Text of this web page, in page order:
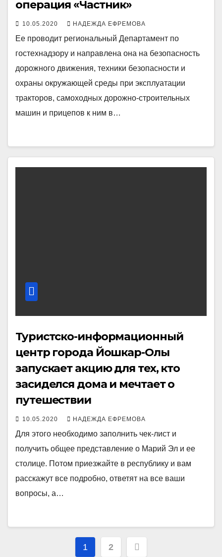
операция «Частник»
10.05.2020 НАДЕЖДА ЕФРЕМОВА
Ее проводит региональный Департамент по
гостехнадзору и направлена она на безопасность
дорожного движения, техники безопасности и
охраны окружающей среды при эксплуатации
тракторов, самоходных дорожно-строительных
машин и прицепов к ним в…
Туристско-информационный
центр города Йошкар-Олы
запускает акцию для тех, кто
засиделся дома и мечтает о
путешествии
10.05.2020 НАДЕЖДА ЕФРЕМОВА
Для этого необходимо заполнить чек-лист и
получить общее представление о Марий Эл и ее
столице. Потом приезжайте в республику и вам
расскажут все подробно, ответят на все ваши
вопросы, а…
Пагинация
1 2